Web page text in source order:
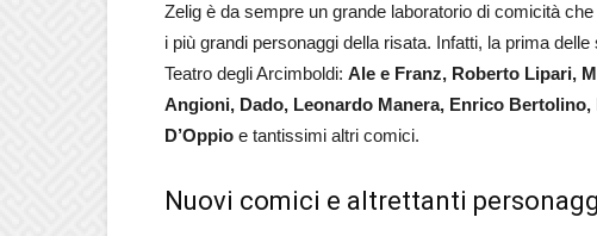
Zelig è da sempre un grande laboratorio di comicità
i più grandi personaggi della risata. Infatti, la prima
Teatro degli Arcimboldi: Ale e Franz, Roberto Lipari,
Angioni, Dado, Leonardo Manera, Enrico
D’Oppio e tantissimi altri comici.
Nuovi comici e altrettanti